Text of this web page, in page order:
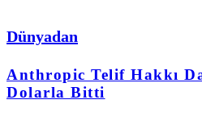
Dünyadan
Anthropic Telif Hakkı
Dolarla Bitti